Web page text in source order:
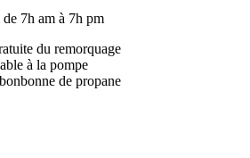
7h am à 7h pm
du remorquage
à la pompe
de propane